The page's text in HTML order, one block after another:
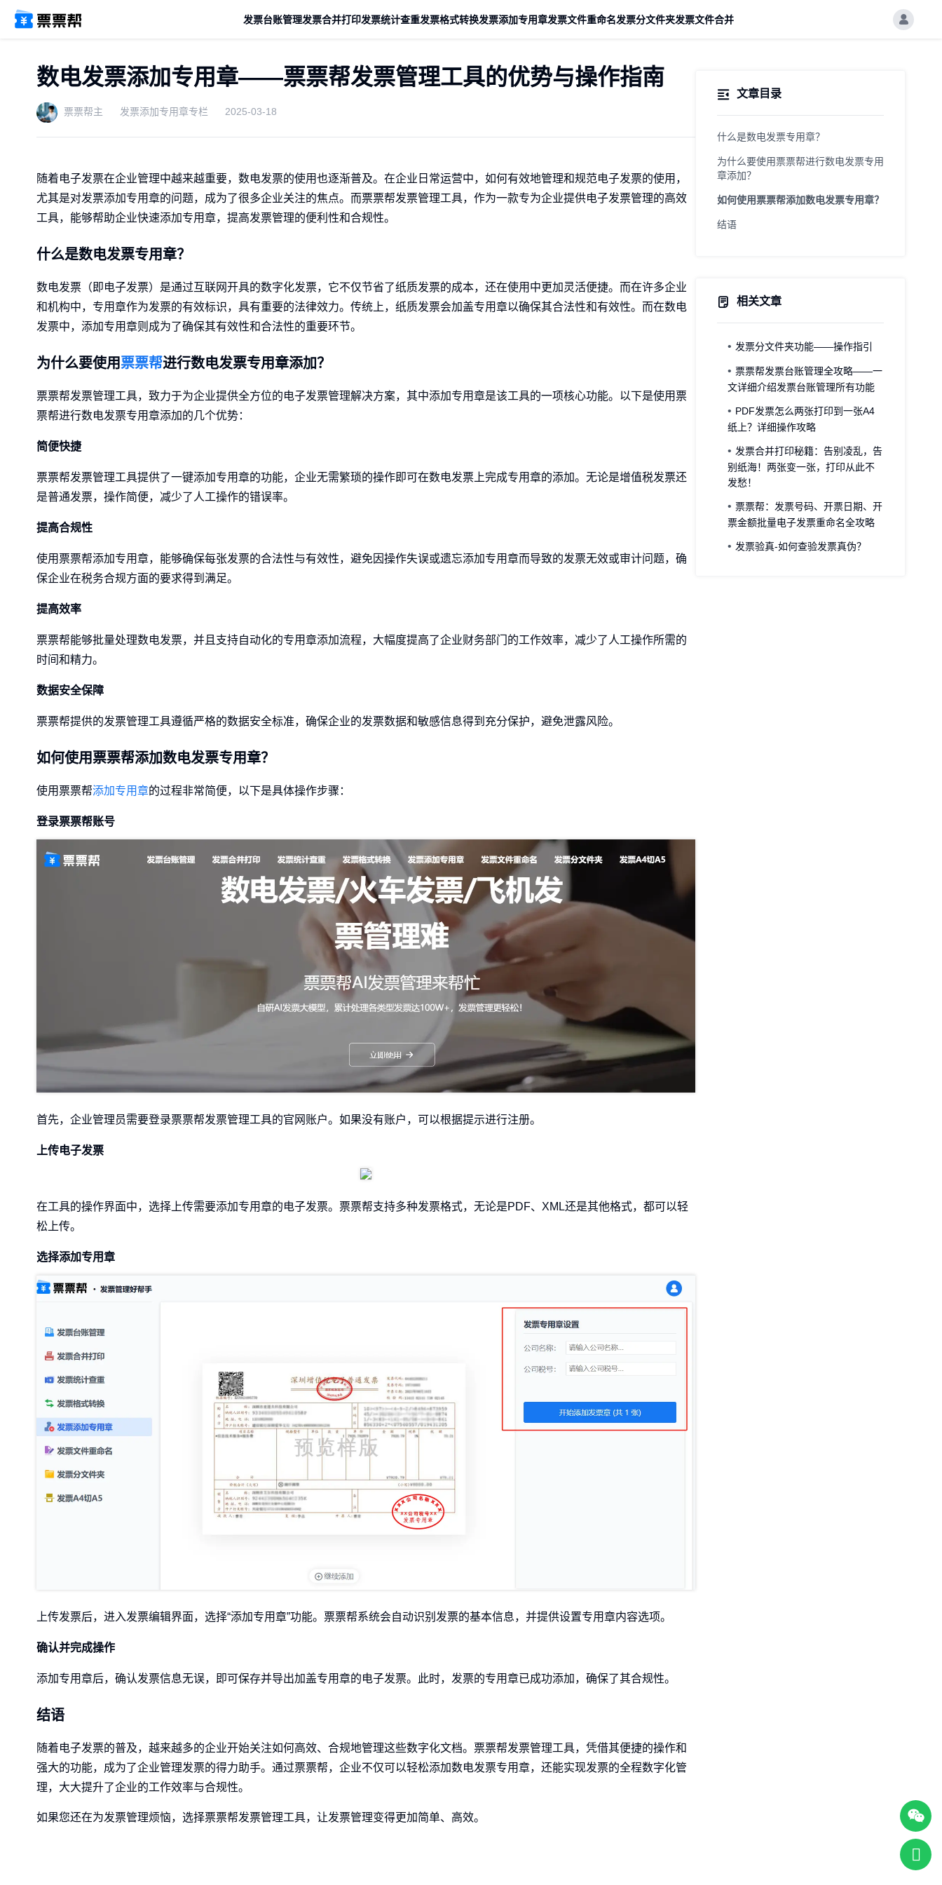
发票台账管理发票合并打印发票统计查重发票格式转换发票添加专用章发票文件重命名发票分文件夹发票文件合并
数电发票添加专用章——票票帮发票管理工具的优势与操作指南
票票帮主 发票添加专用章专栏 2025-03-18
随着电子发票在企业管理中越来越重要，数电发票的使用也逐渐普及。在企业日常运营中，如何有效地管理和规范电子发票的使用，
尤其是对发票添加专用章的问题，成为了很多企业关注的焦点。而票票帮发票管理工具，作为一款专为企业提供电子发票管理的高效
工具，能够帮助企业快速添加专用章，提高发票管理的便利性和合规性。
什么是数电发票专用章？
数电发票（即电子发票）是通过互联网开具的数字化发票，它不仅节省了纸质发票的成本，还在使用中更加灵活便捷。而在许多企业
和机构中，专用章作为发票的有效标识，具有重要的法律效力。传统上，纸质发票会加盖专用章以确保其合法性和有效性。而在数电
发票中，添加专用章则成为了确保其有效性和合法性的重要环节。
为什么要使用票票帮进行数电发票专用章添加？
票票帮发票管理工具，致力于为企业提供全方位的电子发票管理解决方案，其中添加专用章是该工具的一项核心功能。以下是使用票
票帮进行数电发票专用章添加的几个优势：
简便快捷
票票帮发票管理工具提供了一键添加专用章的功能，企业无需繁琐的操作即可在数电发票上完成专用章的添加。无论是增值税发票还
是普通发票，操作简便，减少了人工操作的错误率。
提高合规性
使用票票帮添加专用章，能够确保每张发票的合法性与有效性，避免因操作失误或遗忘添加专用章而导致的发票无效或审计问题，确
保企业在税务合规方面的要求得到满足。
提高效率
票票帮能够批量处理数电发票，并且支持自动化的专用章添加流程，大幅度提高了企业财务部门的工作效率，减少了人工操作所需的
时间和精力。
数据安全保障
票票帮提供的发票管理工具遵循严格的数据安全标准，确保企业的发票数据和敏感信息得到充分保护，避免泄露风险。
如何使用票票帮添加数电发票专用章？
使用票票帮添加专用章的过程非常简便，以下是具体操作步骤：
登录票票帮账号
首先，企业管理员需要登录票票帮发票管理工具的官网账户。如果没有账户，可以根据提示进行注册。
上传电子发票
在工具的操作界面中，选择上传需要添加专用章的电子发票。票票帮支持多种发票格式，无论是PDF、XML还是其他格式，都可以轻
松上传。
选择添加专用章
上传发票后，进入发票编辑界面，选择“添加专用章”功能。票票帮系统会自动识别发票的基本信息，并提供设置专用章内容选项。
确认并完成操作
添加专用章后，确认发票信息无误，即可保存并导出加盖专用章的电子发票。此时，发票的专用章已成功添加，确保了其合规性。
结语
随着电子发票的普及，越来越多的企业开始关注如何高效、合规地管理这些数字化文档。票票帮发票管理工具，凭借其便捷的操作和
强大的功能，成为了企业管理发票的得力助手。通过票票帮，企业不仅可以轻松添加数电发票专用章，还能实现发票的全程数字化管
理，大大提升了企业的工作效率与合规性。
如果您还在为发票管理烦恼，选择票票帮发票管理工具，让发票管理变得更加简单、高效。
文章目录
什么是数电发票专用章？
为什么要使用票票帮进行数电发票专用
章添加？
如何使用票票帮添加数电发票专用章？
结语
相关文章
发票分文件夹功能——操作指引
票票帮发票台账管理全攻略——一
文详细介绍发票台账管理所有功能
PDF发票怎么两张打印到一张A4
纸上？详细操作攻略
发票合并打印秘籍：告别凌乱，告
别纸海！两张变一张，打印从此不
发愁！
票票帮：发票号码、开票日期、开
票金额批量电子发票重命名全攻略
发票验真-如何查验发票真伪？